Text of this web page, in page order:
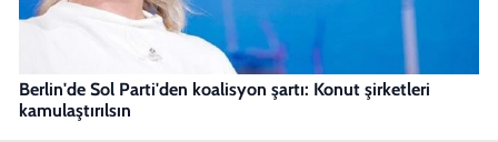
Berlin'de Sol Parti'den koalisyon şartı: Konut şirketleri
kamulaştırılsın